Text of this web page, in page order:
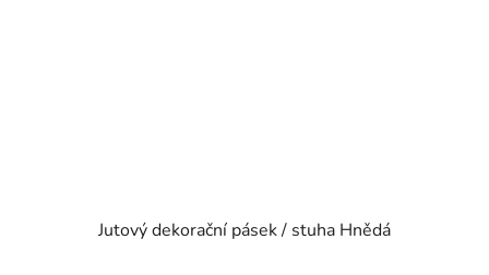
Jutový dekorační pásek / stuha Hnědá